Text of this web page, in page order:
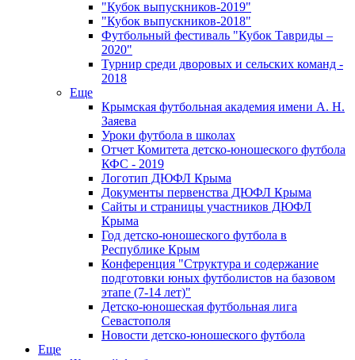
"Кубок выпускников-2019"
"Кубок выпускников-2018"
Футбольный фестиваль "Кубок Тавриды –
2020"
Турнир среди дворовых и сельских команд -
2018
Еще
Крымская футбольная академия имени А. Н.
Заяева
Уроки футбола в школах
Отчет Комитета детско-юношеского футбола
КФС - 2019
Логотип ДЮФЛ Крыма
Документы первенства ДЮФЛ Крыма
Сайты и страницы участников ДЮФЛ
Крыма
Год детско-юношеского футбола в
Республике Крым
Конференция "Структура и содержание
подготовки юных футболистов на базовом
этапе (7-14 лет)"
Детско-юношеская футбольная лига
Севастополя
Новости детско-юношеского футбола
Еще